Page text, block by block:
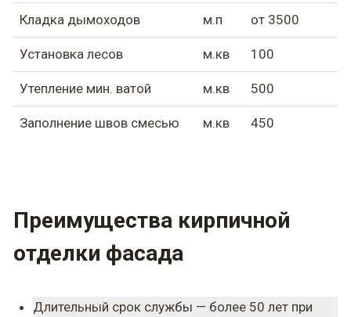
Кладка дымоходов м.п от 3500
Установка лесов м.кв 100
Утепление мин. ватой м.кв 500
Заполнение швов смесью м.кв 450
Преимущества кирпичной
отделки фасада
Длительный срок службы — более 50 лет при